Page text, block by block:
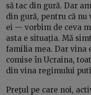
să tac din gură. Dar
din gură, pentru că nu
ei — vorbim de ceva
asta e situația. Mă
familia mea. Dar vina
comise în Ucraina,
din vina regimului
Prețul pe care noi,